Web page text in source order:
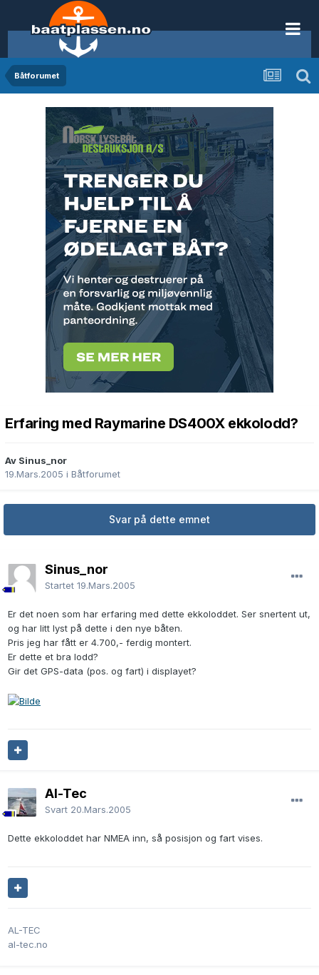
Båtforumet
Erfaring med Raymarine DS400X ekkolodd?
Av Sinus_nor
19.Mars.2005 i Båtforumet
Svar på dette emnet
Sinus_nor
Startet 19.Mars.2005
Er det noen som har erfaring med dette ekkoloddet. Ser snertent ut,
og har litt lyst på dette i den nye båten.
Pris jeg har fått er 4.700,- ferdig montert.
Er dette et bra lodd?
Gir det GPS-data (pos. og fart) i displayet?
Al-Tec
Svart 20.Mars.2005
Dette ekkoloddet har NMEA inn, så posisjon og fart vises.
AL-TEC
al-tec.no